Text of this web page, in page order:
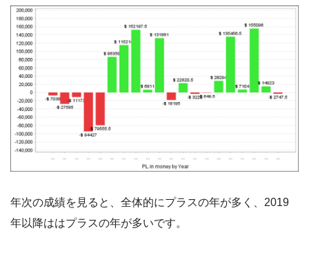
年次の成績を見ると、全体的にプラスの年が多く、2019
年以降ははプラスの年が多いです。